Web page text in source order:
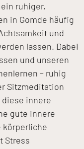
ruhiger,
in Gomde häufig
und
lassen. Dabei
und unseren
– ruhig
Sitzmeditation
innere
gute innere
körperliche
Stress